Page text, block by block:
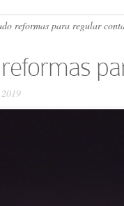
reformas para regular